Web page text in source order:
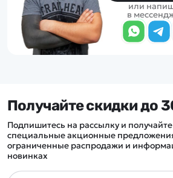
или
в
Получайте скидки до
Подпишитесь на рассылку и получайте
специальные акционные
ограниченные распродажи и
новинках